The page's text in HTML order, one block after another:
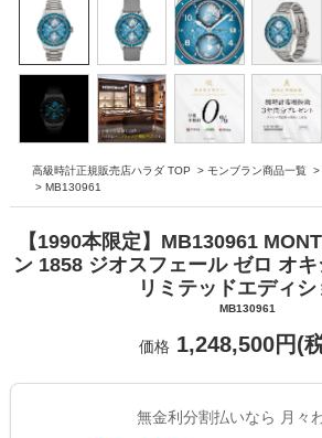
高級時計正規販売店ハラダ TOP > モンブラン商品一覧 >
> MB130961
【1990本限定】MB130961
ン 1858 ジオスフェール ゼロ オ
リミテッドエディシ
MB130961
価格1,248,500円(
無金利分割払いなら 月々